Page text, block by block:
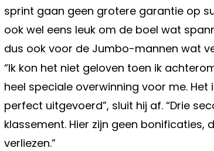
sprint gaan geen grotere garantie op
ook wel eens leuk om de boel wat
dus ook voor de Jumbo-mannen wat
“Ik kon het niet geloven toen ik
heel speciale overwinning voor me. Het
perfect uitgevoerd”, sluit hij af. “Drie
klassement. Hier zijn geen
verliezen.”